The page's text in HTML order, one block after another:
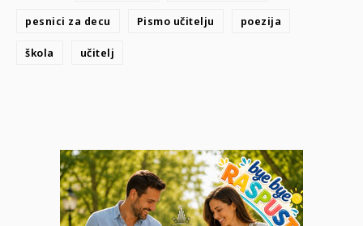
pesnici za decu Pismo učitelju poezija
škola učitelj